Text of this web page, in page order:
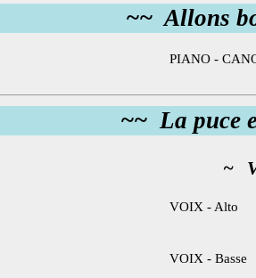
~~ Allons
PIANO -
~~ La puce
~
VOIX - Alto
VOIX - Basse